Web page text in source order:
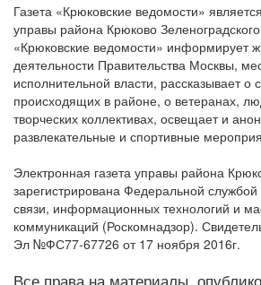
Газета «Крюковские ведомости»
управы района Крюково
«Крюковские ведомости» информирует
деятельности Правительства Москвы,
исполнительной власти, рассказывает о
происходящих в районе, о ветеранах,
творческих коллективах, освещает и
развлекательные и спортивные
Электронная газета управы района
зарегистрирована Федеральной
связи, информационных технологий и
коммуникаций (Роскомнадзор).
Эл №ФС77-67726 от 17 ноября 2016г.
Все права на материалы,